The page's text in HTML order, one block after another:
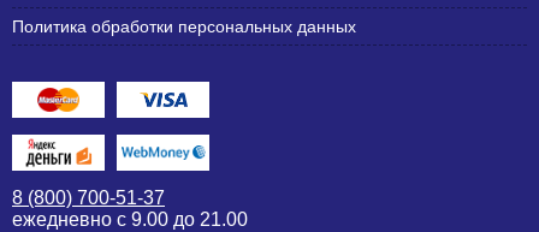
Политика обработки персональных данных
8 (800) 700-51-37
ежедневно с 9.00 до 21.00